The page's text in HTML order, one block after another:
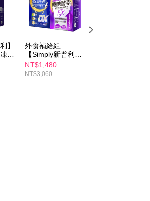
限内にお支払いください。
及び当社の審査の結果に基づ
す。
当サービスという）はネット
無料
無料
】
外食補給組
【Simply新普利】
殿醣酵素錠EX30
錠+超級夜酵素
DX30錠(1+1)
NT$1,480
NT$3,060